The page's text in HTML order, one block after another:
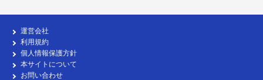
運営会社
利用規約
個人情報保護方針
本サイトについて
お問い合わせ